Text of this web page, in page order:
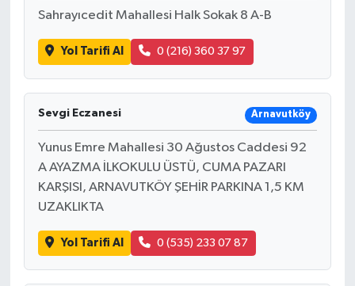
Sahrayıcedit Mahallesi Halk Sokak 8 A-B
Yol Tarifi Al 0 (216) 360 37 97
Sevgi Eczanesi Arnavutköy
Yunus Emre Mahallesi 30 Ağustos Caddesi 92
A AYAZMA İLKOKULU ÜSTÜ, CUMA PAZARI
KARŞISI, ARNAVUTKÖY ŞEHİR PARKINA 1,5 KM
UZAKLIKTA
Yol Tarifi Al 0 (535) 233 07 87